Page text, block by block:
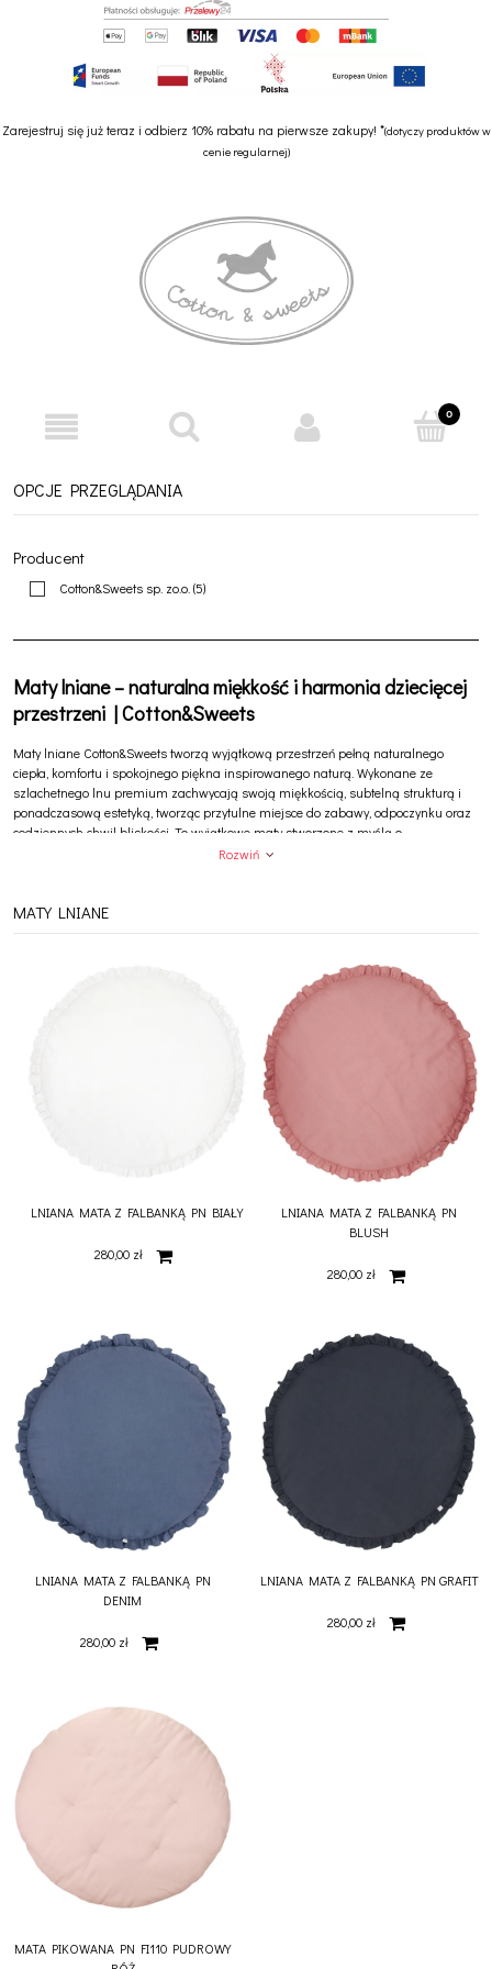
Zarejestruj się już teraz i odbierz 10% rabatu na pierwsze zakupy! *(dotyczy produktów w
cenie regularnej)
OPCJE PRZEGLĄDANIA
Producent
Cotton&Sweets sp. zo.o. (5)
Maty lniane – naturalna miękkość i harmonia dziecięcej
przestrzeni | Cotton&Sweets
Maty lniane Cotton&Sweetstworzą wyjątkową przestrzeń pełną naturalnego
ciepła, komfortu i spokojnego piękna inspirowanego naturą. Wykonane ze
szlachetnego lnu premium zachwycają swoją miękkością, subtelną strukturą i
ponadczasową estetyką, tworząc przytulne miejsce do zabawy, odpoczynku oraz
codziennych chwil bliskości. To wyjątkowe maty stworzone z myślą o
harmonijnych wnętrzach, w których dziecko może bezpiecznie odkrywać świat
Rozwiń
MATY LNIANE
LNIANA MATA Z FALBANKĄ PN BIAŁY
280,00 zł
LNIANA MATA Z FALBANKĄ PN
BLUSH
280,00 zł
LNIANA MATA Z FALBANKĄ PN
DENIM
280,00 zł
LNIANA MATA Z FALBANKĄ PN GRAFIT
280,00 zł
MATA PIKOWANA PN FI110 PUDROWY